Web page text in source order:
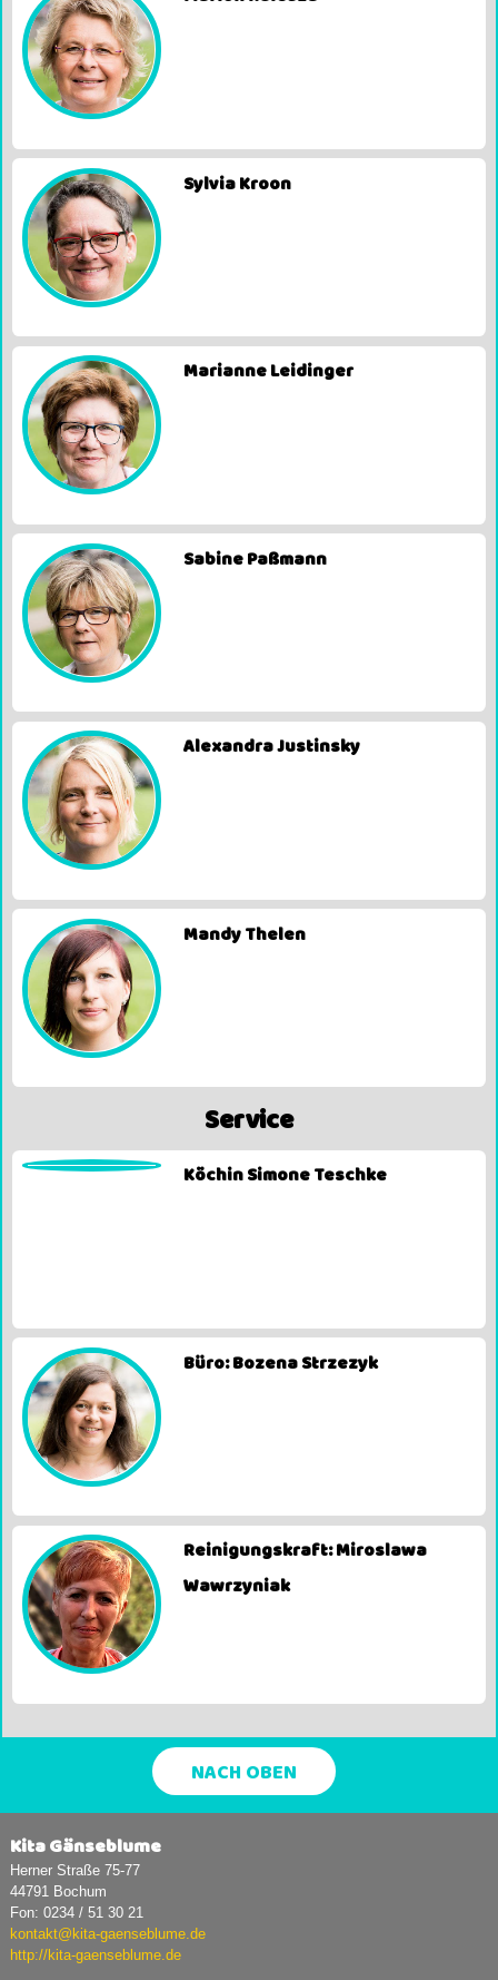
Sylvia Kroon
Marianne Leidinger
Sabine Paßmann
Alexandra Justinsky
Mandy Thelen
Service
Köchin Simone Teschke
Büro: Bozena Strzezyk
Reinigungskraft: Miroslawa
Wawrzyniak
NACH OBEN
Kita Gänseblume
Herner Straße 75-77
44791 Bochum
Fon: 0234 / 51 30 21
kontakt@kita-gaenseblume.de
http://kita-gaenseblume.de